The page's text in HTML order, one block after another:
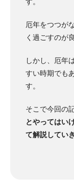
厄年をつつが
く過ごすのが
しかし、厄年
すい時期でも
す。
そこで今回の
とやってはい
て解説してい